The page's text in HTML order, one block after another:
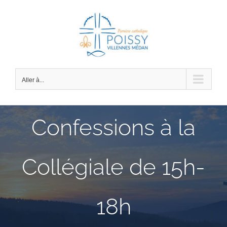
Aller à...
Confessions à la
Collégiale de 15h-
18h